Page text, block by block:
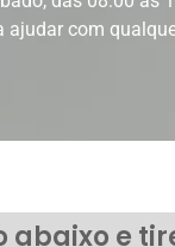
ajudar com
abaixo e